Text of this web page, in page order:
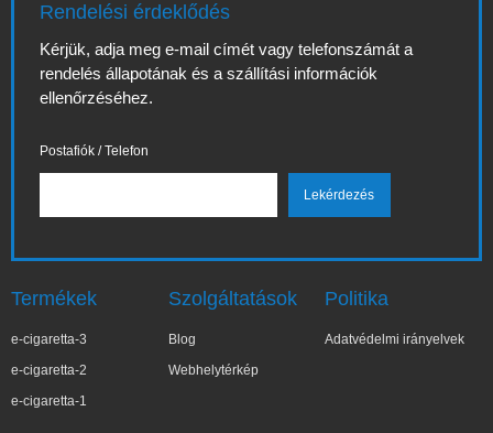
Rendelési érdeklődés
Kérjük, adja meg e-mail címét vagy telefonszámát a
rendelés állapotának és a szállítási információk
ellenőrzéséhez.
Postafiók / Telefon
Termékek
e-cigaretta-3
e-cigaretta-2
e-cigaretta-1
Szolgáltatások
Blog
Webhelytérkép
Politika
Adatvédelmi irányelvek